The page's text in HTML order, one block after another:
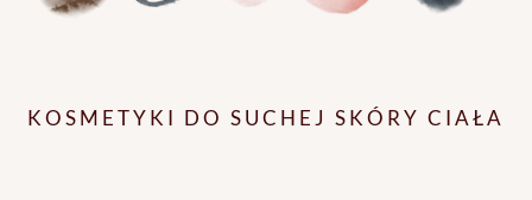
KOSMETYKI DO SUCHEJ SKÓRY CIAŁA